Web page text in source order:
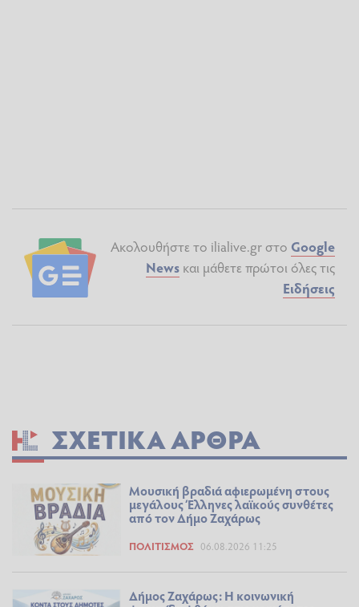
Ακολουθήστε το ilialive.gr στο Google
News και μάθετε πρώτοι όλες τις
Ειδήσεις
ΣΧΕΤΙΚΆ ΆΡΘΡΑ
Μουσική βραδιά αφιερωμένη στους
μεγάλους Έλληνες λαϊκούς συνθέτες
από τον Δήμο Ζαχάρως
ΠΟΛΙΤΙΣΜΌΣ 06.08.2026 11:25
Δήμος Ζαχάρως: Η κοινωνική